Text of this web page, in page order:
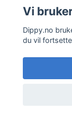
Vi
Dippy.no
du vil